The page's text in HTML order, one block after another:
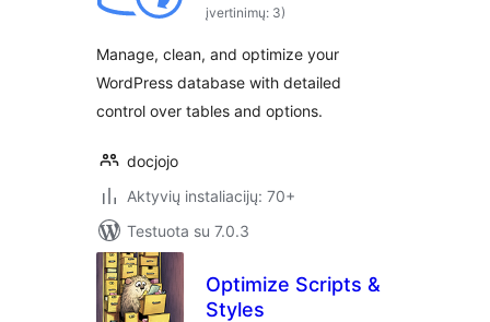
įvertinimų: 3)
Manage, clean, and optimize your
WordPress database with detailed
control over tables and options.
docjojo
Aktyvių instaliacijų: 70+
Testuota su 7.0.3
Optimize Scripts &
Styles